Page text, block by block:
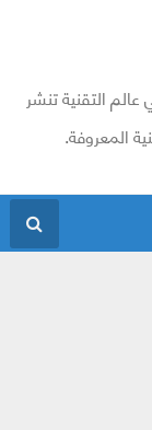
التقنية تنشر
المعروفة.